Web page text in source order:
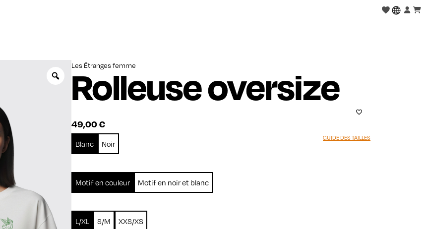
Zoom
Les Étranges femme
Rolleuse oversize
49,00€
GUIDE DES TAILLES
Blanc Noir
Motif en couleur Motif en noir et blanc
L/XL S/M XXS/XS